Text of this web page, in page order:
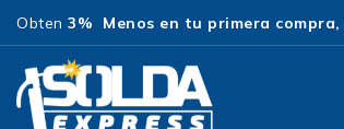
Obten 3% Menos en tu primera compra,